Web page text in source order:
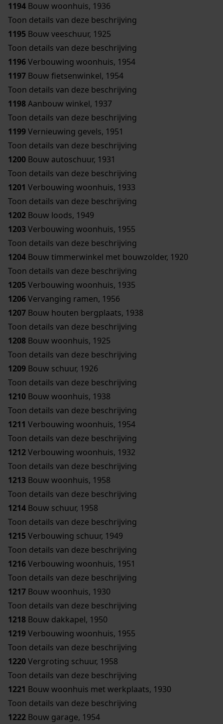
1194 Bouw woonhuis, 1936
Toon details van deze beschrijving
1195 Bouw veeschuur, 1925
Toon details van deze beschrijving
1196Verbouwing woonhuis, 1954
1197 Bouw fietsenwinkel, 1954
Toon details van deze beschrijving
1198Aanbouw winkel, 1937
Toon details van deze beschrijving
1199Vernieuwing gevels, 1951
Toon details van deze beschrijving
1200 Bouw autoschuur, 1931
Toon details van deze beschrijving
1201 Verbouwing woonhuis, 1933
Toon details van deze beschrijving
1202 Bouw loods, 1949
1203Verbouwing woonhuis, 1955
Toon details van deze beschrijving
1204 Bouw timmerwinkel met bouwzolder, 1920
Toon details van deze beschrijving
1205Verbouwing woonhuis, 1935
1206Vervanging ramen, 1956
1207 Bouw houten bergplaats, 1938
Toon details van deze beschrijving
1208 Bouw woonhuis, 1925
Toon details van deze beschrijving
1209 Bouw schuur, 1926
Toon details van deze beschrijving
1210 Bouw woonhuis, 1938
Toon details van deze beschrijving
1211 Verbouwing woonhuis, 1954
Toon details van deze beschrijving
1212Verbouwing woonhuis, 1932
Toon details van deze beschrijving
1213 Bouw woonhuis, 1958
Toon details van deze beschrijving
1214 Bouw schuur, 1958
Toon details van deze beschrijving
1215Verbouwing schuur, 1949
Toon details van deze beschrijving
1216Verbouwing woonhuis, 1951
Toon details van deze beschrijving
1217 Bouw woonhuis, 1930
Toon details van deze beschrijving
1218 Bouw dakkapel, 1950
1219Verbouwing woonhuis, 1955
Toon details van deze beschrijving
1220Vergroting schuur, 1958
Toon details van deze beschrijving
1221 Bouw woonhuis met werkplaats, 1930
Toon details van deze beschrijving
1222 Bouw garage, 1954